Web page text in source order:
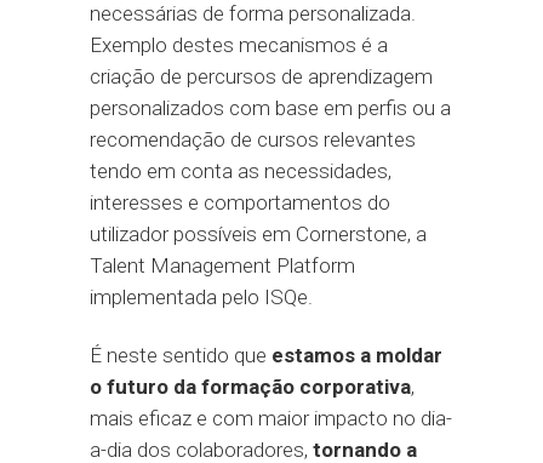
necessárias de forma personalizada.
Exemplo destes mecanismos é a
criação de percursos de aprendizagem
personalizados com base em perfis ou a
recomendação de cursos relevantes
tendo em conta as necessidades,
interesses e comportamentos do
utilizador possíveis em Cornerstone, a
Talent Management Platform
implementada pelo ISQe.
É neste sentido que estamos a moldar
o futuro da formação corporativa,
mais eficaz e com maior impacto no dia-
a-dia dos colaboradores, tornando a